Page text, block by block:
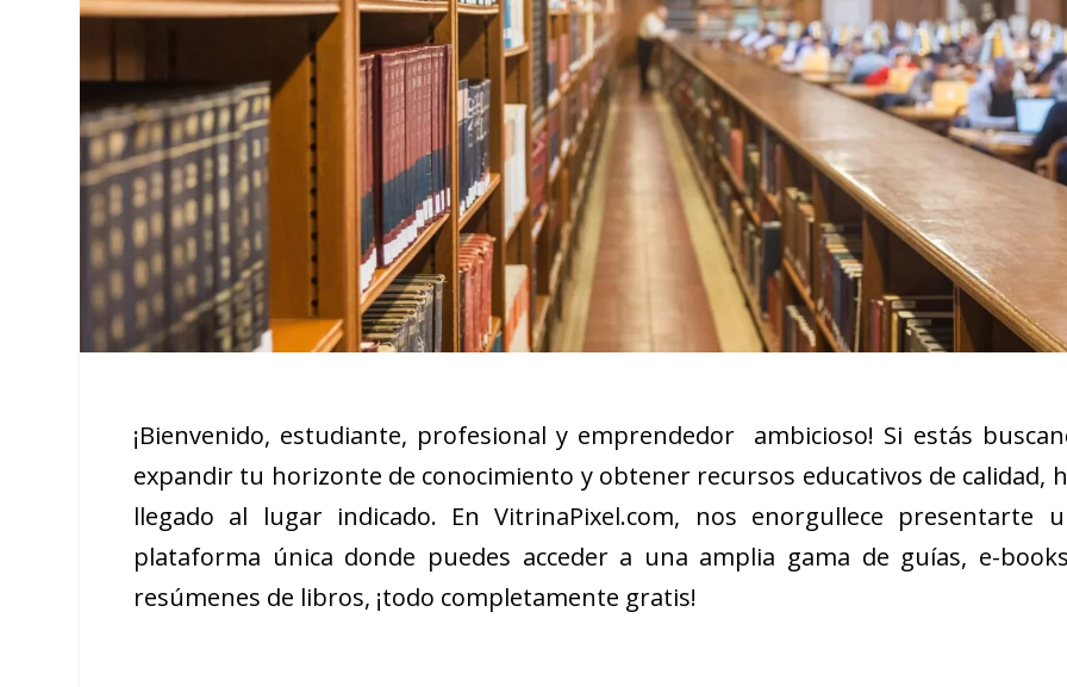
¡Bienvenido, estudiante, profesional y emprendedor ambicioso! Si estás
expandir tu horizonte de conocimiento y obtener recursos educativos de calidad,
llegado al lugar indicado. En VitrinaPixel.com, nos enorgullece presentarte
plataforma única donde puedes acceder a una amplia gama de guías, e-
resúmenes de libros, ¡todo completamente gratis!